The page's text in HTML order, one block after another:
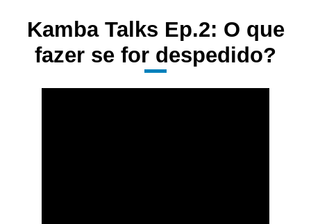
Kamba Talks Ep.2: O que
fazer se for despedido?